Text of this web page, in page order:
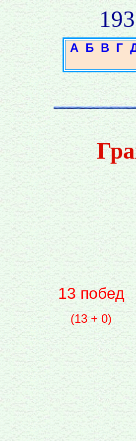
А Б В Г
13 побед
(13 + 0)